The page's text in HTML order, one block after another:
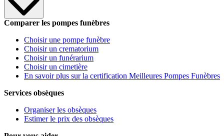
Comparer les pompes funèbres
Choisir une pompe funèbre
Choisir un crematorium
Choisir un funérarium
Choisir un cimetière
En savoir plus sur la certification Meilleures Pompes Funèbres
Services obsèques
Organiser les obsèques
Estimer le prix des obsèques